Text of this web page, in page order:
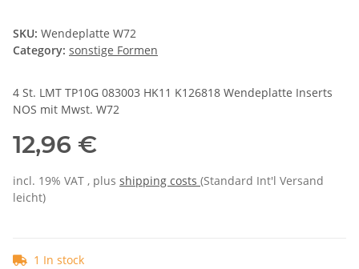
SKU: Wendeplatte W72
Category: sonstige Formen
4 St. LMT TP10G 083003 HK11 K126818 Wendeplatte Inserts
NOS mit Mwst. W72
12,96 €
incl. 19% VAT , plus shipping costs (Standard Int'l Versand
leicht)
1 In stock